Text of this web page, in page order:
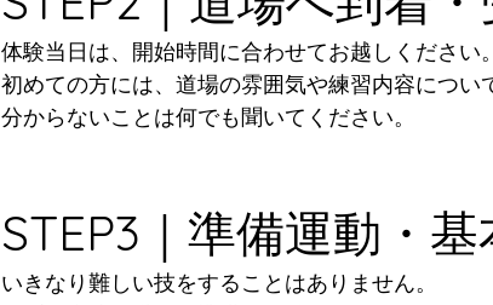
体験当日は、開始時間に合わせてお越しください。
初めての方には、道場の雰囲気や練習内容につい
分からないことは何でも聞いてください。
STEP3｜準備運動・
いきなり難しい技をすることはありません。